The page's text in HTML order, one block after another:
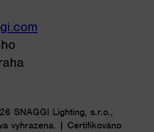
SNAGGI Lighting, s.r.o.,
vyhrazena. | Certifikováno